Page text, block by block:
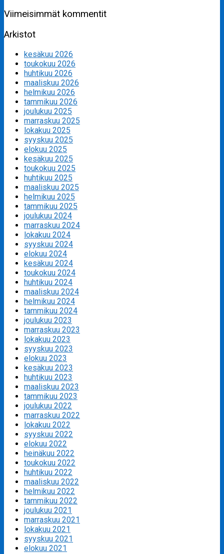
Viimeisimmät kommentit
Arkistot
kesäkuu 2026
toukokuu 2026
huhtikuu 2026
maaliskuu 2026
helmikuu 2026
tammikuu 2026
joulukuu 2025
marraskuu 2025
lokakuu 2025
syyskuu 2025
elokuu 2025
kesäkuu 2025
toukokuu 2025
huhtikuu 2025
maaliskuu 2025
helmikuu 2025
tammikuu 2025
joulukuu 2024
marraskuu 2024
lokakuu 2024
syyskuu 2024
elokuu 2024
kesäkuu 2024
toukokuu 2024
huhtikuu 2024
maaliskuu 2024
helmikuu 2024
tammikuu 2024
joulukuu 2023
marraskuu 2023
lokakuu 2023
syyskuu 2023
elokuu 2023
kesäkuu 2023
huhtikuu 2023
maaliskuu 2023
tammikuu 2023
joulukuu 2022
marraskuu 2022
lokakuu 2022
syyskuu 2022
elokuu 2022
heinäkuu 2022
toukokuu 2022
huhtikuu 2022
maaliskuu 2022
helmikuu 2022
tammikuu 2022
joulukuu 2021
marraskuu 2021
lokakuu 2021
syyskuu 2021
elokuu 2021